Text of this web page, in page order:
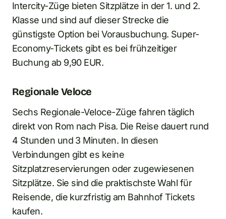
Intercity-Züge bieten Sitzplätze in der 1. und 2.
Klasse und sind auf dieser Strecke die
günstigste Option bei Vorausbuchung. Super-
Economy-Tickets gibt es bei frühzeitiger
Buchung ab 9,90 EUR.
Regionale Veloce
Sechs Regionale-Veloce-Züge fahren täglich
direkt von Rom nach Pisa. Die Reise dauert rund
4 Stunden und 3 Minuten. In diesen
Verbindungen gibt es keine
Sitzplatzreservierungen oder zugewiesenen
Sitzplätze. Sie sind die praktischste Wahl für
Reisende, die kurzfristig am Bahnhof Tickets
kaufen.